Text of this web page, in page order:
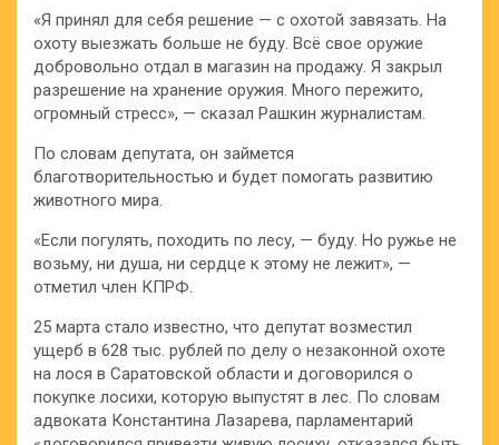
«Я принял для себя решение — с охотой завязать. На
охоту выезжать больше не буду. Всё свое оружие
добровольно отдал в магазин на продажу. Я закрыл
разрешение на хранение оружия. Много пережито,
огромный стресс», — сказал Рашкин журналистам.
По словам депутата, он займется
благотворительностью и будет помогать развитию
животного мира.
«Если погулять, походить по лесу, — буду. Но ружье не
возьму, ни душа, ни сердце к этому не лежит», —
отметил член КПРФ.
25 марта стало известно, что депутат возместил
ущерб в 628 тыс. рублей по делу о незаконной охоте
на лося в Саратовской области и договорился о
покупке лосихи, которую выпустят в лес. По словам
адвоката Константина Лазарева, парламентарий